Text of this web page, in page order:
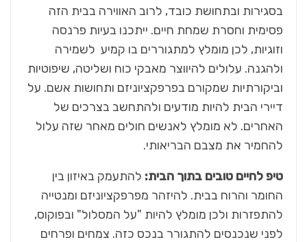
בסגירות ובתחושת כובד, לרוב האווירה בבית הזה
פסימית וחסרת שמחת חיים. ייתכנו בעיות פרנסה
וזוגיות, לכן מומלץ למתגוררים בו קמיע לשמירה
ולהגנה. עלולים להיווצר מאבקי כוח ושליטה, שיפוטיות
וביקורתיות שמקורם בפרפקציוניזם ותחושות אשם. על
דיירי הבית להיות מודעים ולהתחשב בצרכים של
האחרים. לא מומלץ לאנשים חולים מאחר שזה עלול
להחמיר את מצבם הבריאותי.
טיפ לחיים טובים בתוך הבית: להתעמק באיזון בין
החומר והרוח בבית. להיזהר מפרפקציוניזם ומנטייה
להתפזרות ולכן מומלץ להיות "על המסלול" ובפוקוס,
לפני שנכנסים להתגורר בנכס כזה. צמחים ופרחים